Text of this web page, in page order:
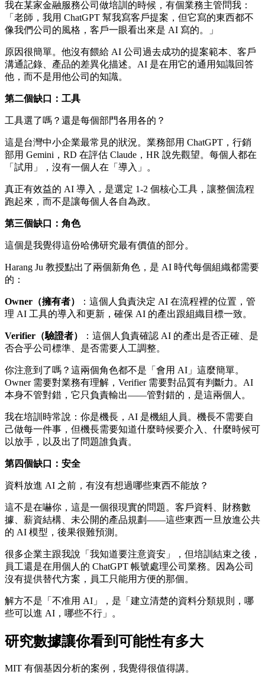
我在某家金融服務公司做培訓的時候，有個業務主管問我：
「老師，我用 ChatGPT 幫我寫客戶提案，但它寫的東西都不
像我們公司的風格，客戶一眼看出來是 AI 寫的。」
原因很簡單。他沒有餵給 AI 公司過去成功的提案範本、客戶
溝通記錄、產品的差異化描述。AI 是在用它的通用知識回答
他，而不是用他公司的知識。
第二個缺口：工具
工具選了嗎？還是每個部門各用各的？
這是台灣中小企業最常見的狀況。業務部用 ChatGPT，行銷
部用 Gemini，RD 在評估 Claude，HR 說先觀望。每個人都在
「試用」，沒有一個人在「導入」。
真正有效益的 AI 導入，是選定 1-2 個核心工具，讓整個流程
跑起來，而不是讓每個人各自為政。
第三個缺口：角色
這個是我覺得這份哈佛研究最有價值的部分。
Harang Ju 教授點出了兩個新角色，是 AI 時代每個組織都需要
的：
Owner（擁有者）
：這個人負責決定 AI 在流程裡的位置，管
理 AI 工具的導入和更新，確保 AI 的產出跟組織目標一致。
Verifier（驗證者）
：這個人負責確認 AI 的產出是否正確、是
否合乎公司標準、是否需要人工調整。
你注意到了嗎？這兩個角色都不是「會用 AI」這麼簡單。
Owner 需要對業務有理解，Verifier 需要對品質有判斷力。AI
本身不管對錯，它只負責輸出——管對錯的，是這兩個人。
我在培訓時常說：你是機長，AI 是機組人員。機長不需要自
己做每一件事，但機長需要知道什麼時候要介入、什麼時候可
以放手，以及出了問題誰負責。
第四個缺口：安全
資料放進 AI 之前，有沒有想過哪些東西不能放？
這不是在嚇你，這是一個很現實的問題。客戶資料、財務數
據、薪資結構、未公開的產品規劃——這些東西一旦放進公共
的 AI 模型，後果很難預測。
很多企業主跟我說「我知道要注意資安」，但培訓結束之後，
員工還是在用個人的 ChatGPT 帳號處理公司業務。因為公司
沒有提供替代方案，員工只能用方便的那個。
解方不是「不准用 AI」，是「建立清楚的資料分類規則，哪
些可以進 AI，哪些不行」。
研究數據讓你看到可能性有多大
MIT 有個基因分析的案例，我覺得很值得講。